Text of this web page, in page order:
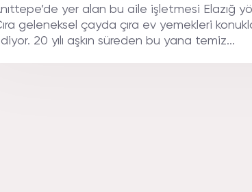
yer alan bu aile işletmesi Elazığ
geleneksel çayda çıra ev yemekleri
20 yılı aşkın süreden bu yana temiz...